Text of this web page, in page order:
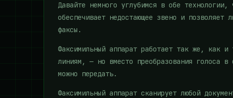
Давайте немного углубимся в обе
обеспечивает недостающее звено и позволяет
факсы.
Факсимильный аппарат работает так же, как и
линиям, — но вместо преобразования голоса
можно передать.
Факсимильный аппарат сканирует любой